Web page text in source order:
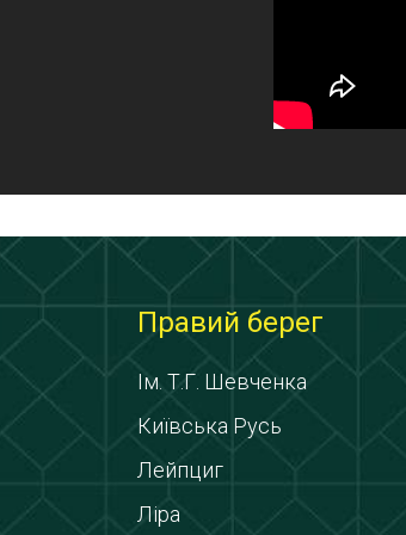
Правий берег
Ім. Т.Г. Шевченка
Київська Русь
Лейпциг
Ліра